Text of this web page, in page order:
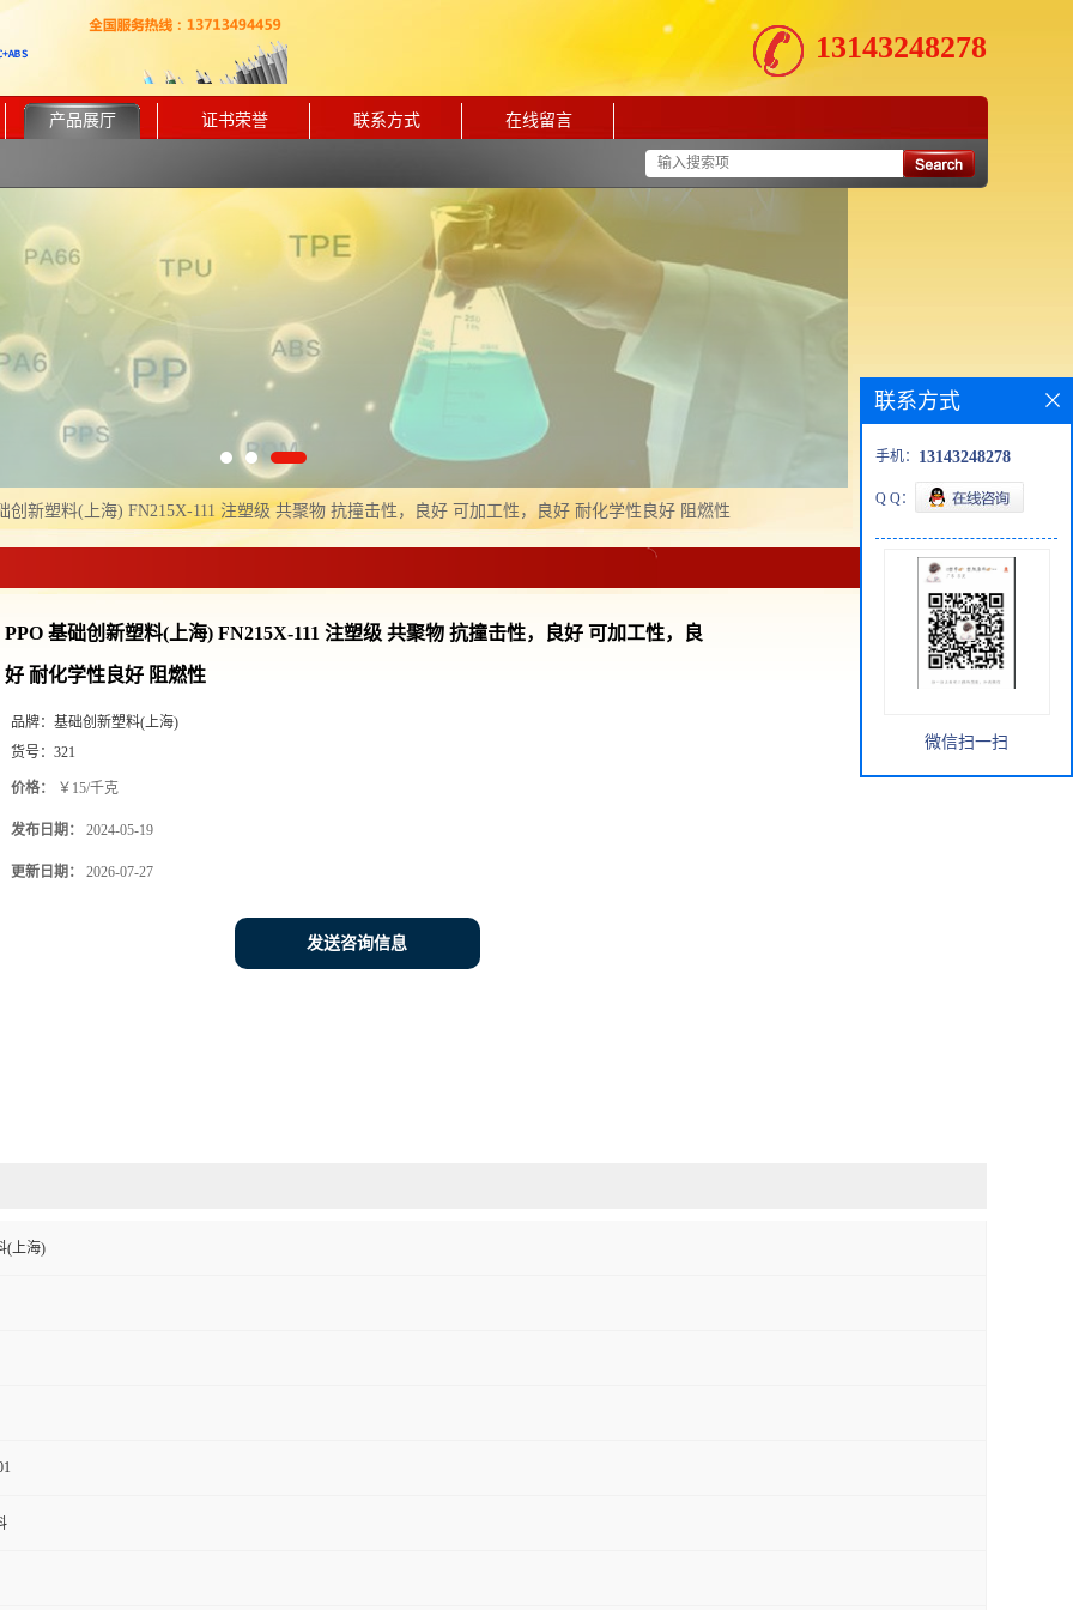
13143248278
产品展厅 证书荣誉 联系方式 在线留言
创新塑料(上海) FN215X-111 注塑级 共聚物 抗撞击性，良好 可加工性，良好 耐化学性良好 阻燃性
PPO 基础创新塑料(上海) FN215X-111 注塑级 共聚物 抗撞击性，良好 可加工性，良
好 耐化学性良好 阻燃性
品牌： 基础创新塑料(上海)
货号： 321
价格： ￥15/千克
发布日期： 2024-05-19
更新日期： 2026-07-27
发送咨询信息
(上海)
联系方式
手机： 13143248278
Q Q：
微信扫一扫